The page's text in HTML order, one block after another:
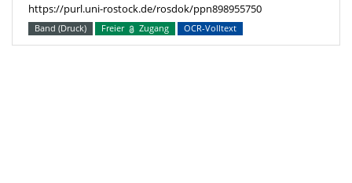
https://purl.uni-rostock.de/rosdok/ppn898955750
Band (Druck) Freier Zugang OCR-Volltext